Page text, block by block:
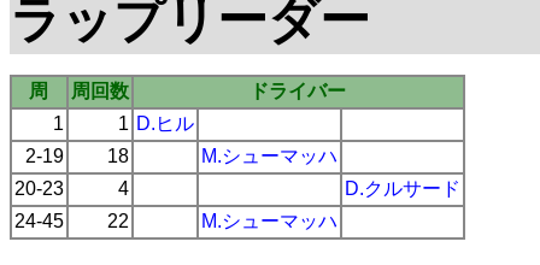
ラップリーダー
周 周回数
ドライバー
1
1 D.ヒル
2-19
18
M.シューマッハ
20-23
4
D.クルサード
24-45
22 M.シューマッハ